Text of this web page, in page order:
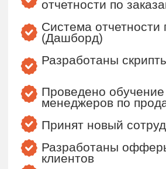
Эффективную налаженную
систему удаленных продаж и
Удаленный отдел продаж
Рост выручки +30% за 2 месяца
Что получили?
Систему оперативного контроля
ОП (собственник не участвует в
процессах, ежедневно получает
отчеты по продажам)